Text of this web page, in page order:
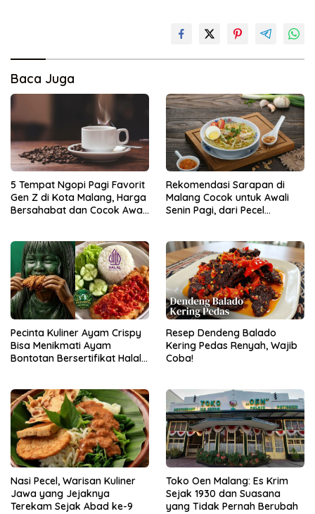
Baca Juga
5 Tempat Ngopi Pagi Favorit
Gen Z di Kota Malang, Harga
Bersahabat dan Cocok Awali
Rekomendasi Sarapan di
Malang Cocok untuk Awali
Senin Pagi, dari Pecel
Pecinta Kuliner Ayam Crispy
Bisa Menikmati Ayam
Bontotan Bersertifikat Halal
Resep Dendeng Balado
Kering Pedas Renyah, Wajib
Coba!
Nasi Pecel, Warisan Kuliner
Jawa yang Jejaknya
Terekam Sejak Abad ke-9
Toko Oen Malang: Es Krim
Sejak 1930 dan Suasana
yang Tidak Pernah Berubah